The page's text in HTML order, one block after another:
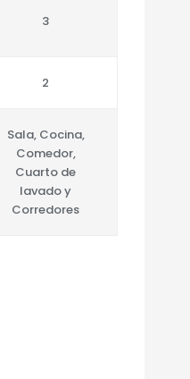
3
2
Sala, Cocina,
Comedor,
Cuarto de
lavado y
Corredores